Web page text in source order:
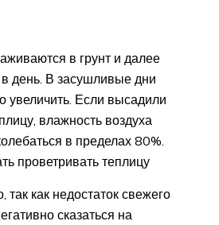
в грунт и далее
день. В засушливые дни
Если высадили
влажность воздуха
в пределах 80%.
проветривать теплицу
так как недостаток свежего
сказаться на